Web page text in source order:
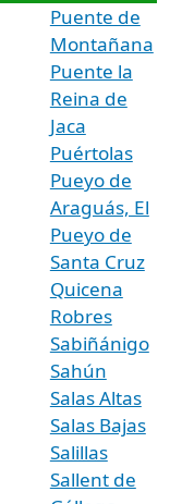
Puente de
Montañana
Puente la
Reina de
Jaca
Puértolas
Pueyo de
Araguás, El
Pueyo de
Santa Cruz
Quicena
Robres
Sabiñánigo
Sahún
Salas Altas
Salas Bajas
Salillas
Sallent de